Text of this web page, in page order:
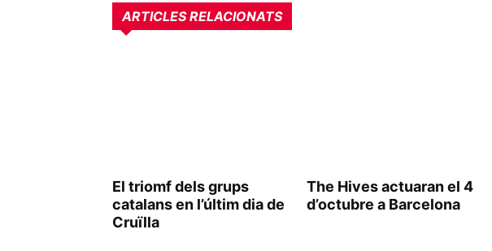
ARTICLES RELACIONATS
El triomf dels grups
catalans en l’últim dia de
Cruïlla
The Hives actuaran el 4
d’octubre a Barcelona